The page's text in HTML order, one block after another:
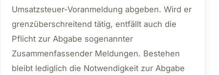
Umsatzsteuer-Voranmeldung abgeben. Wird er
grenzüberschreitend tätig, entfällt auch die
Pflicht zur Abgabe sogenannter
Zusammenfassender Meldungen. Bestehen
bleibt lediglich die Notwendigkeit zur Abgabe